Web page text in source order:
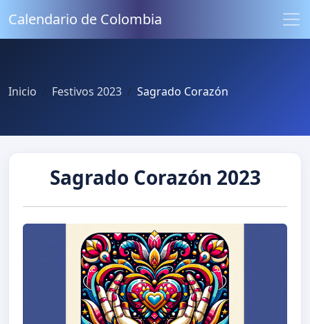
Calendario de Colombia
Inicio Festivos 2023 Sagrado Corazón
Sagrado Corazón 2023